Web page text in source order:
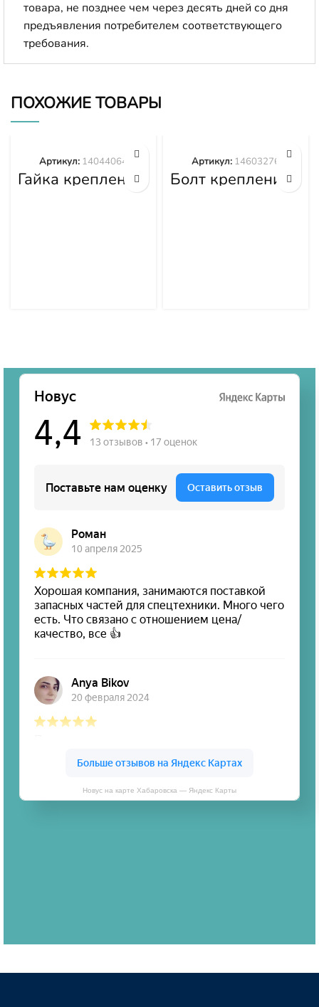
товара, не позднее чем через десять дней со дня
предъявления потребителем соответствующего
требования.
ПОХОЖИЕ ТОВАРЫ
Гайка крепления
башмака
Артикул: 14044064
Болт крепления
башмака
Артикул: 14603276
Новус на карте Хабаровска — Яндекс Карты